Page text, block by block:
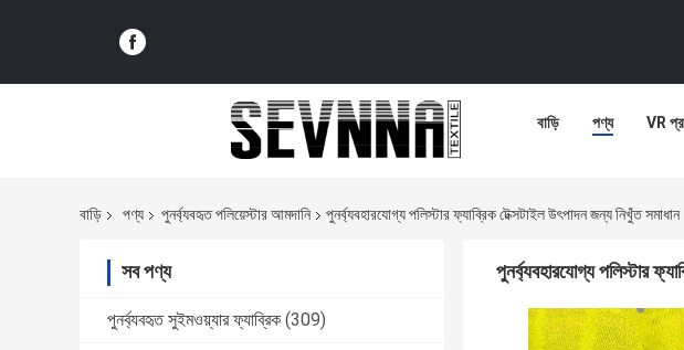
বাড়ি পণ্য VR
বাড়ি পণ্য পুনর্ব্যবহৃত পলিয়েস্টার আমদানি পুনর্ব্যবহারযোগ্য পলিস্টার ফ্যাব্রিক টেক্সটাইল উৎপাদন জন্য নিখুঁত সমাধান
সব পণ্য
পুনর্ব্যবহৃত সুইমওয়্যার ফ্যাব্রিক (309)
পুনর্ব্যবহারযোগ্য পলিস্টার